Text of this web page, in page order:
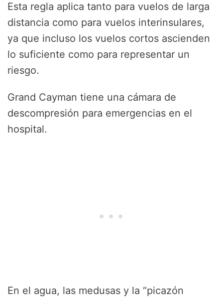
Esta regla aplica tanto para vuelos de larga
distancia como para vuelos interinsulares,
ya que incluso los vuelos cortos ascienden
lo suficiente como para representar un
riesgo.
Grand Cayman tiene una cámara de
descompresión para emergencias en el
hospital.
En el agua, las medusas y la “picazón